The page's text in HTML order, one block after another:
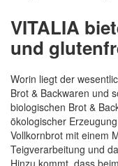
VITALIA
und
Worin liegt der
Brot & Backwaren und
biologischen Brot &
ökologischer
Vollkornbrot mit einem
Teigverarbeitung und
Hinzu kommt, dass